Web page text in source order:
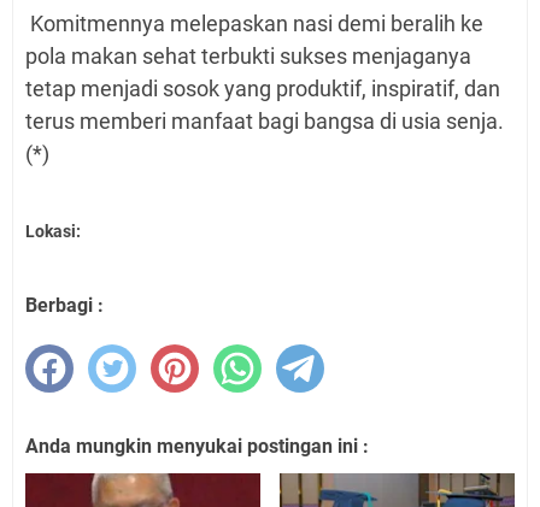
Komitmennya melepaskan nasi demi beralih ke
pola makan sehat terbukti sukses menjaganya
tetap menjadi sosok yang produktif, inspiratif, dan
terus memberi manfaat bagi bangsa di usia senja.
(*)
Lokasi:
Berbagi :
Anda mungkin menyukai postingan ini :